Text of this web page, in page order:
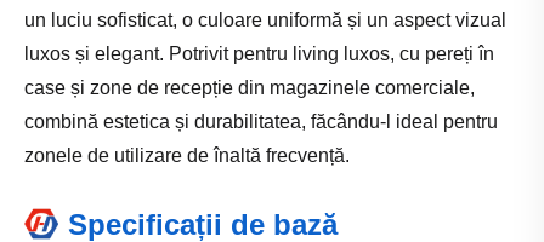
un luciu sofisticat, o culoare uniformă și un aspect vizual
luxos și elegant. Potrivit pentru living luxos, cu pereți în
case și zone de recepție din magazinele comerciale,
combină estetica și durabilitatea, făcându-l ideal pentru
zonele de utilizare de înaltă frecvență.
Specificații de bază